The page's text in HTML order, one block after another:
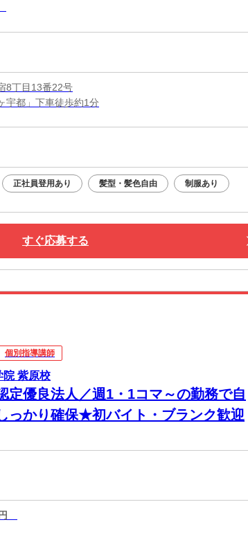
8丁目13番22号
宇都」下車徒歩約1分
正社員登用あり 髪型・髪色自由 制服あり
すぐ応募する
個別指導講師
院 紫原校
定優良法人／週1・1コマ～の勤務で自
っかり確保★初バイト・ブランク歓迎
円